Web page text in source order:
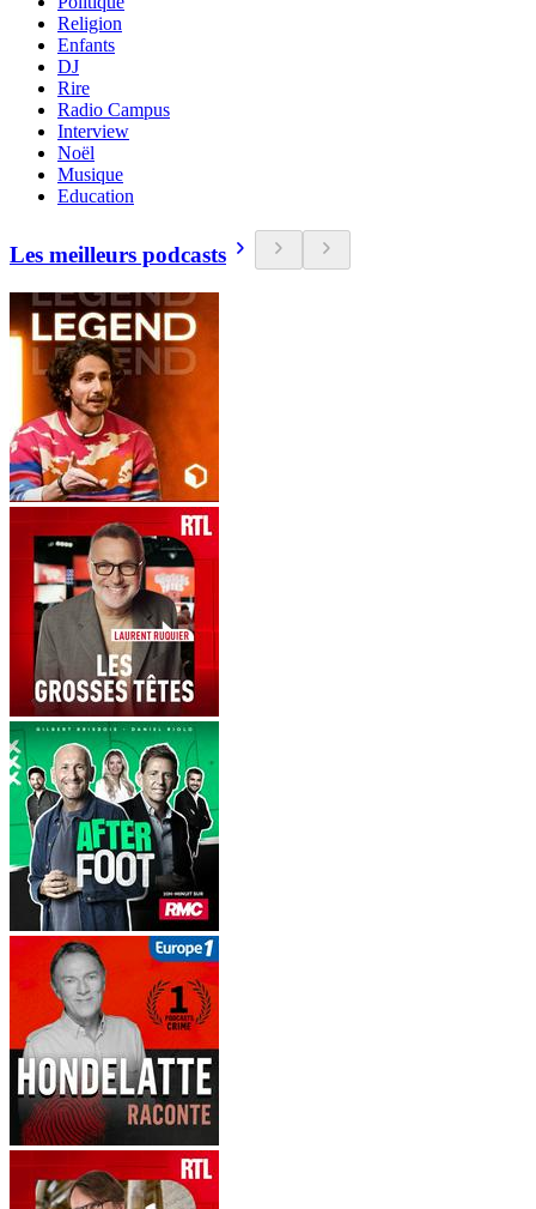
Religion
Enfants
DJ
Rire
Radio Campus
Interview
Noël
Musique
Education
Les meilleurs podcasts